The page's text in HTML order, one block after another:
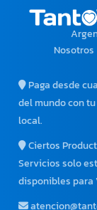
Nosotros
Paga desde
del mundo con
local.
Ciertos
Servicios solo
disponibles para